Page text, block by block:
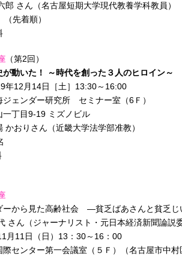
ん（名古屋短期大学現代教養学科教員）
着順）
（第2回）
動いた！ ～時代を創った３人のヒロイン～
14日［土］13:30～16:00
ダー研究所 セミナー室（6Ｆ）
丁目9-19 ミズノビル
さん（近畿大学法学部准教）
から見た高齢社会 ―貧乏ばあさんと貧乏じ
ん（ジャーナリスト・元日本経済新聞論説委
11日（日）13：30～16：00
ンター第一会議室（５Ｆ）（名古屋市中村